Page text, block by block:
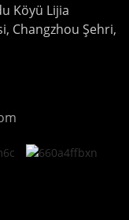
Köyü Lijia
Changzhou Şehri,